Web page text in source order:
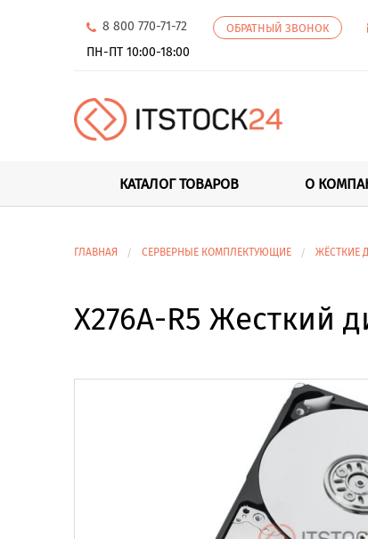
8 800 770-71-72 ОБРАТНЫЙ ЗВОНОК
ПН-ПТ 10:00-18:00
КАТАЛОГ ТОВАРОВ О
ГЛАВНАЯ СЕРВЕРНЫЕ КОМПЛЕКТУЮЩИЕ ЖЁСТКИЕ
X276A-R5 Жесткий